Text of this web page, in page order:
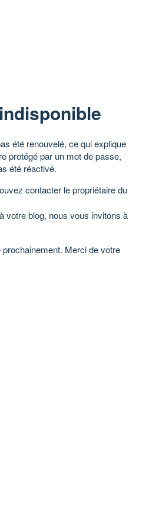
été renouvelé, ce qui explique
protégé par un mot de passe,
été réactivé.
contacter le propriétaire du
votre blog, nous vous invitons à
Merci de votre